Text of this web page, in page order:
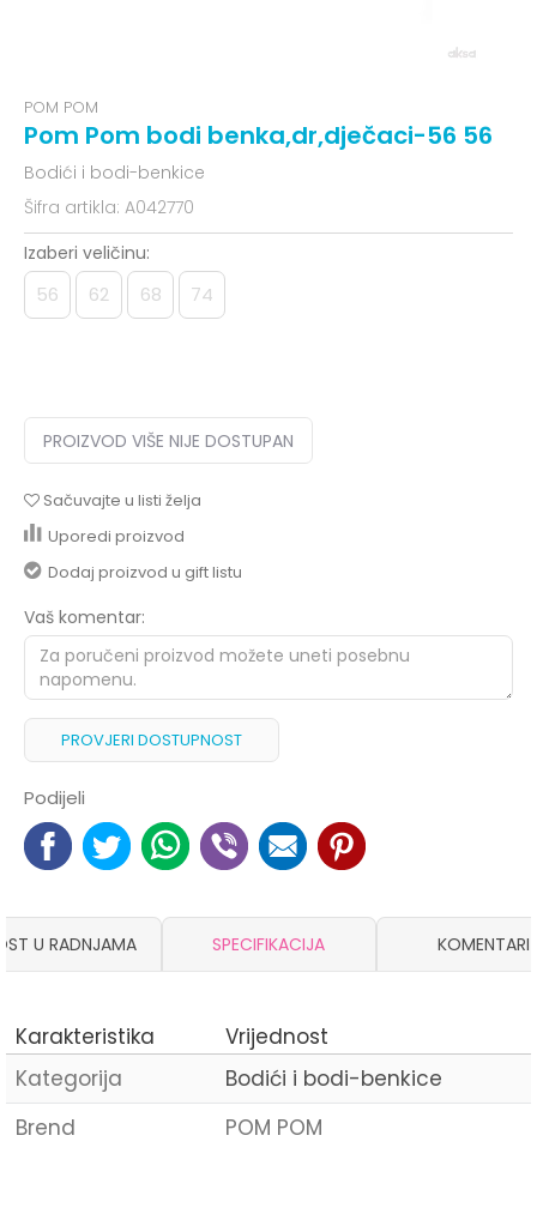
POM POM
Pom Pom bodi benka,dr,dječaci-56 56
Bodići i bodi-benkice
Šifra artikla: A042770
Izaberi veličinu:
56 62 68 74
PROIZVOD VIŠE NIJE DOSTUPAN
Sačuvajte u listi želja
Uporedi proizvod
Dodaj proizvod u gift listu
Vaš komentar:
PROVJERI DOSTUPNOST
Podijeli
U RADNJAMA SPECIFIKACIJA KOMENTARI
Karakteristika
Vrijednost
Kategorija
Bodići i bodi-benkice
Brend
POM POM